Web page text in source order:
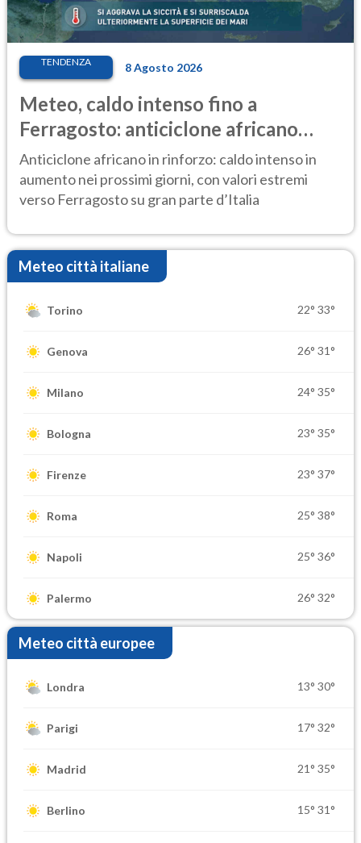
TENDENZA 8 Agosto 2026
Meteo, caldo intenso fino a
Ferragosto: anticiclone africano
ancora protagonista
Anticiclone africano in rinforzo: caldo intenso in
aumento nei prossimi giorni, con valori estremi
verso Ferragosto su gran parte d’Italia
Meteo città italiane
Torino 22° 33°
Genova 26° 31°
Milano 24° 35°
Bologna 23° 35°
Firenze 23° 37°
Roma 25° 38°
Napoli 25° 36°
Palermo 26° 32°
Meteo città europee
Londra 13° 30°
Parigi 17° 32°
Madrid 21° 35°
Berlino 15° 31°